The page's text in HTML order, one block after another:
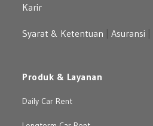
Karir
Syarat & Ketentuan |Asuransi
Produk & Layanan
Daily Car Rent